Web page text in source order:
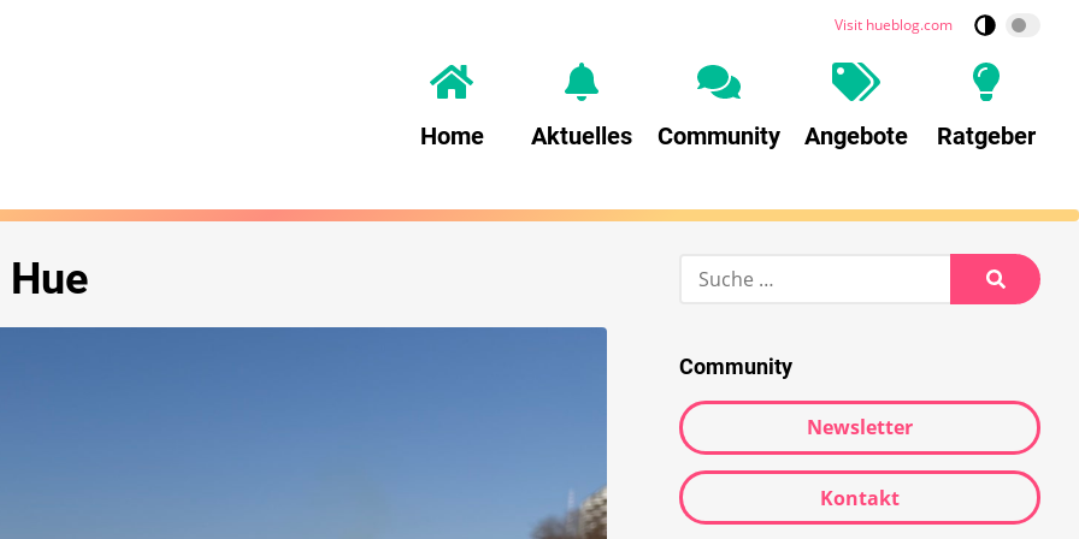
Visit hueblog.com
Home Aktuelles Community Angebote Ratgeber
Suche
Suche
Community
Newsletter
Kontakt